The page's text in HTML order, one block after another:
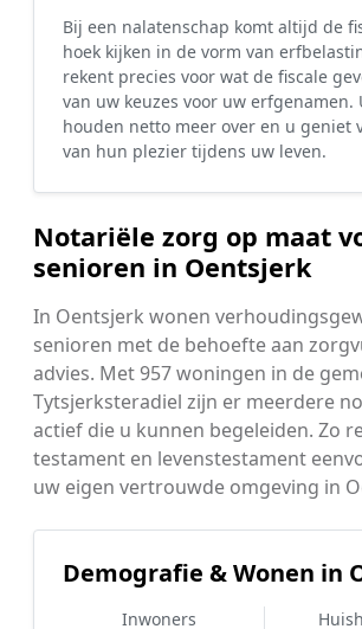
Bij een nalatenschap komt altijd de
hoek kijken in de vorm van
rekent precies voor wat de fiscale
van uw keuzes voor uw erfgenamen.
houden netto meer over en u geniet
van hun plezier tijdens uw leven.
Notariële zorg op maat
senioren in Oentsjerk
In Oentsjerk wonen
senioren met de behoefte aan
advies. Met 957 woningen in de
Tytsjerksteradiel zijn er meerdere
actief die u kunnen begeleiden. Zo
testament en levenstestament
uw eigen vertrouwde omgeving in
Demografie & Wonen in
Inwoners